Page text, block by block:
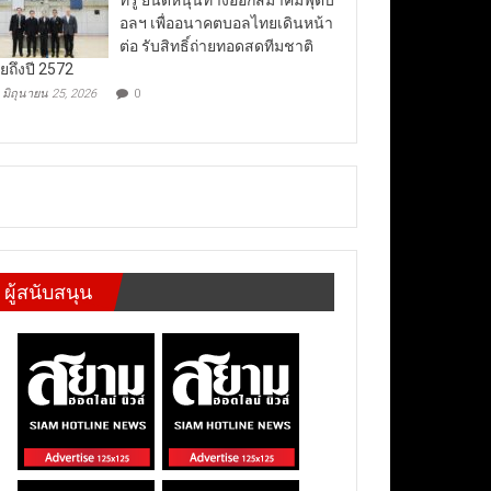
อลฯ เพื่ออนาคตบอลไทยเดินหน้า
ต่อ รับสิทธิ์ถ่ายทอดสดทีมชาติ
ถึงปี 2572
มิถุนายน 25, 2026 0
ผู้สนับสนุน